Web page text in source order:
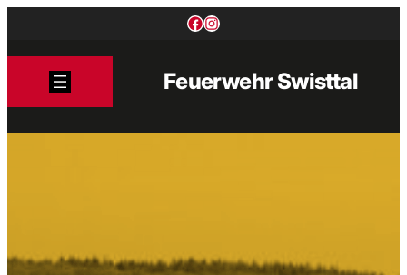
Facebook
Instagram
Feuerwehr Swisttal